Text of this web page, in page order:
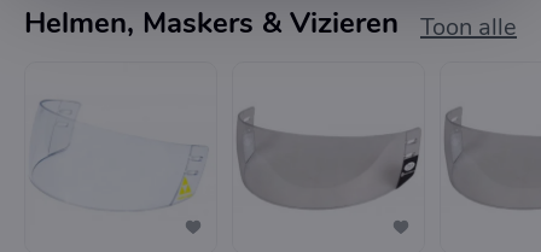
Helmen, Maskers & Vizieren Toon alle